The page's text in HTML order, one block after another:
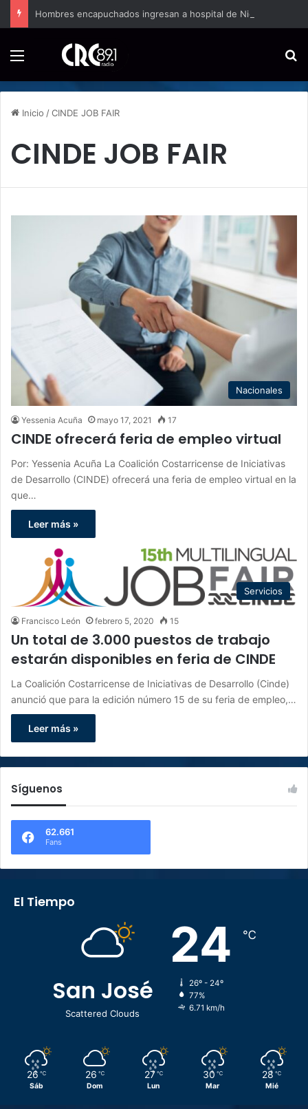
Inicio /CINDE JOB FAIR
CINDE JOB FAIR
Nacionales
Yessenia Acuña mayo 17, 2021 17
CINDE ofrecerá feria de empleo virtual
Por: Yessenia Acuña La Coalición Costarricense de Iniciativas
de Desarrollo (CINDE) ofrecerá una feria de empleo virtual en la
que…
Leer más »
Servicios
Francisco León febrero 5, 2020 15
Un total de 3.000 puestos de trabajo
estarán disponibles en feria de CINDE
La Coalición Costarricense de Iniciativas de Desarrollo (Cinde)
anunció que para la edición número 15 de su feria de empleo,…
Leer más »
Síguenos
62.661
Fans
El Tiempo
San José
Scattered Clouds
24 ℃
26º - 24º
77%
6.71 km/h
26 ℃
Sáb
26 ℃
Dom
27 ℃
Lun
30 ℃
Mar
28 ℃
Mié